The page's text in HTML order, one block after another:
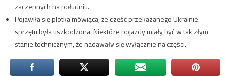
zaczepnych na południu.
Pojawiła się plotka mówiąca, że część przekazanego Ukrainie
sprzętu była uszkodzona. Niektóre pojazdy miały być w tak złym
stanie technicznym, że nadawały się wyłącznie na części.